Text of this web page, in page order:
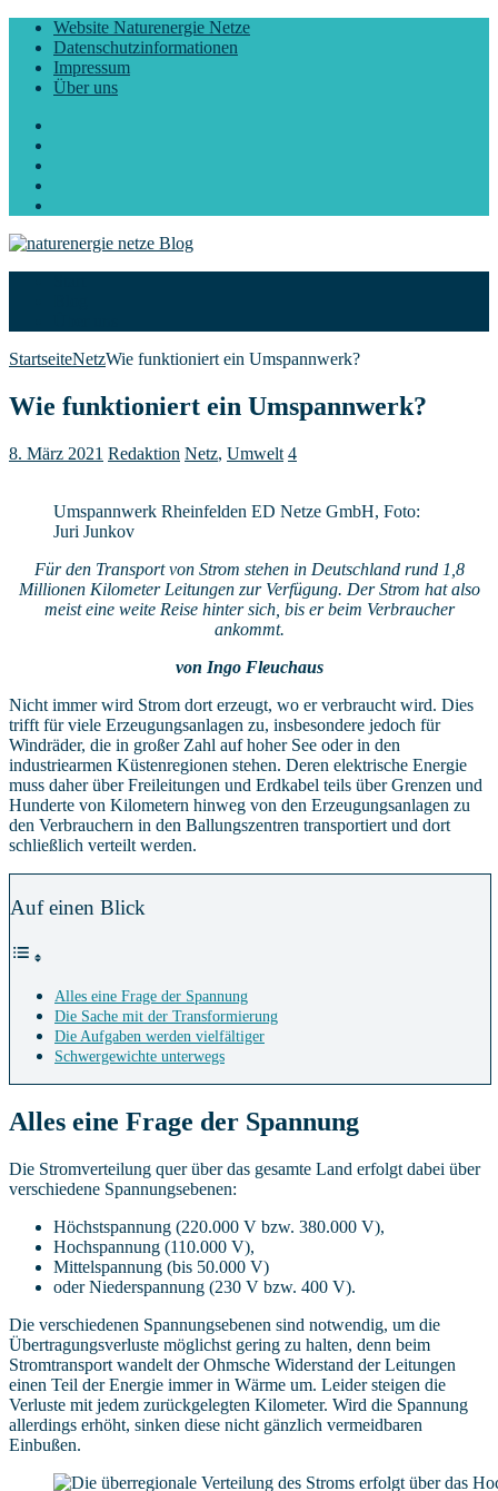
Website Naturenergie Netze
Datenschutzinformationen
Impressum
Über uns
StartseiteNetzWie funktioniert ein Umspannwerk?
Wie funktioniert ein Umspannwerk?
8. März 2021 Redaktion Netz, Umwelt 4
Umspannwerk Rheinfelden ED Netze GmbH, Foto:
Juri Junkov
Für den Transport von Strom stehen in Deutschland rund 1,8
Millionen Kilometer Leitungen zur Verfügung. Der Strom hat also
meist eine weite Reise hinter sich, bis er beim Verbraucher
ankommt.
von Ingo Fleuchaus
Nicht immer wird Strom dort erzeugt, wo er verbraucht wird. Dies
trifft für viele Erzeugungsanlagen zu, insbesondere jedoch für
Windräder, die in großer Zahl auf hoher See oder in den
industriearmen Küstenregionen stehen. Deren elektrische Energie
muss daher über Freileitungen und Erdkabel teils über Grenzen und
Hunderte von Kilometern hinweg von den Erzeugungsanlagen zu
den Verbrauchern in den Ballungszentren transportiert und dort
schließlich verteilt werden.
Auf einen Blick
Alles eine Frage der Spannung
Die Sache mit der Transformierung
Die Aufgaben werden vielfältiger
Schwergewichte unterwegs
Alles eine Frage der Spannung
Die Stromverteilung quer über das gesamte Land erfolgt dabei über
verschiedene Spannungsebenen:
Höchstspannung (220.000 V bzw. 380.000 V),
Hochspannung (110.000 V),
Mittelspannung (bis 50.000 V)
oder Niederspannung (230 V bzw. 400 V).
Die verschiedenen Spannungsebenen sind notwendig, um die
Übertragungsverluste möglichst gering zu halten, denn beim
Stromtransport wandelt der Ohmsche Widerstand der Leitungen
einen Teil der Energie immer in Wärme um. Leider steigen die
Verluste mit jedem zurückgelegten Kilometer. Wird die Spannung
allerdings erhöht, sinken diese nicht gänzlich vermeidbaren
Einbußen.